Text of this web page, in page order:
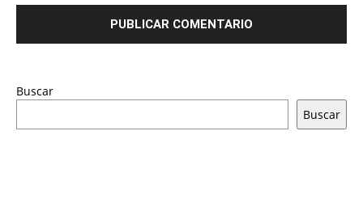
Buscar
Buscar